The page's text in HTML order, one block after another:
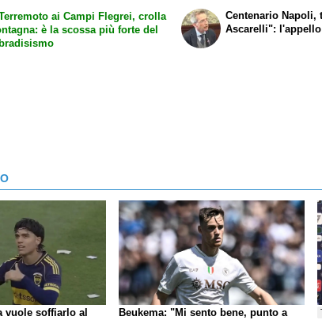
ai Campi Flegrei, crolla
è la scossa più forte del
Centenario Napoli,
Ascarelli":
vuole soffiarlo al
Beukema: "Mi sento bene, punto a